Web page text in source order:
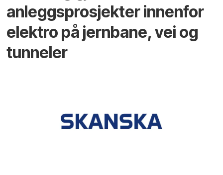
anleggsprosjekter innenfor
elektro på jernbane, vei og
tunneler